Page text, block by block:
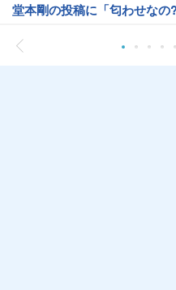
堂本剛の投稿に「匂わせなの?